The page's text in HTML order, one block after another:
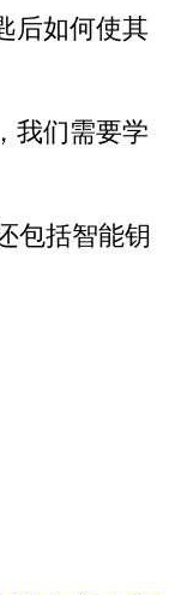
后如何使其
我们需要学
包括智能钥